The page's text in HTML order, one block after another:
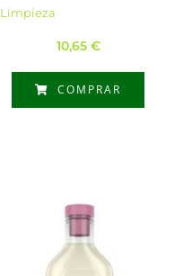
Limpieza
10,65 €
COMPRAR